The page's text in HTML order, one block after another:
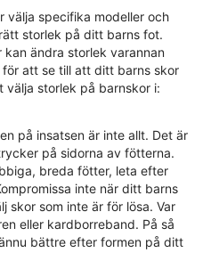
välja specifika modeller och
storlek på ditt barns fot.
ändra storlek varannan
att se till att ditt barns skor
storlek på barnskor i:
på insatsen är inte allt. Det är
på sidorna av fötterna.
breda fötter, leta efter
inte när ditt barns
skor som inte är för lösa. Var
eller kardborreband. På så
bättre efter formen på ditt